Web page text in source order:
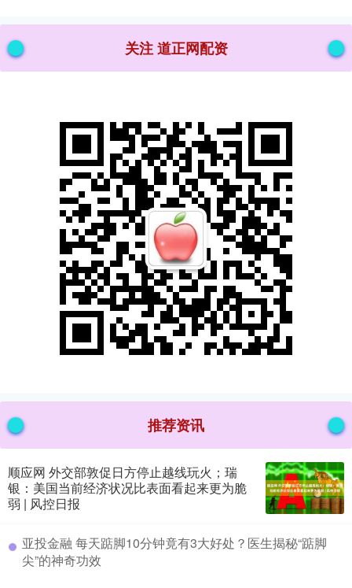
关注 道正网配资
推荐资讯
顺应网 外交部敦促日方停止越线玩火；瑞
银：美国当前经济状况比表面看起来更为脆
弱 | 风控日报
​亚投金融 每天踮脚10分钟竟有3大好处？医生揭秘“踮脚
尖”的神奇功效